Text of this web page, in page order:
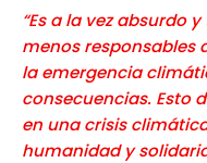
“Es a la vez absurdo
menos responsables
la emergencia
consecuencias. Esto
en una crisis
humanidad y